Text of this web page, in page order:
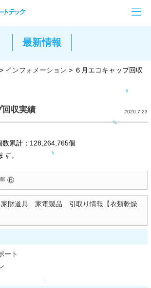
最新情報
> インフォメーション > ６月エコキャップ回収
回収実績 2020.7.23
累計：128,264,765個
。
⑥
財道具 家電製品 引取り情報【衣類乾燥
ート